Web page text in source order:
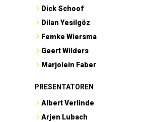
Dick Schoof
Dilan Yesilgöz
Femke Wiersma
Geert Wilders
Marjolein Faber
PRESENTATOREN
Albert Verlinde
Arjen Lubach